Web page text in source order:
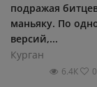
подражая
маньяку. По
версий,...
Курган
6.4К